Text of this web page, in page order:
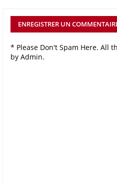
ENREGISTRER UN
* Please Don't Spam Here. All
by Admin.